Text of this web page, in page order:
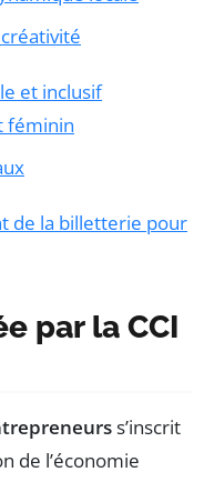
et inclusif
féminin
de la billetterie pour
par la CCI
s’inscrit
de l’économie